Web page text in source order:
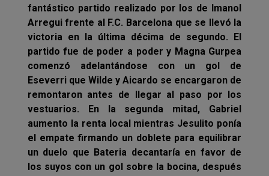
fantástico partido realizado por los de Imanol
Arregui frente al F.C. Barcelona que se llevó la
victoria en la última décima de segundo. El
partido fue de poder a poder y Magna Gurpea
comenzó adelantándose con un gol de
Eseverri que Wilde y Aicardo se encargaron de
remontaron antes de llegar al paso por los
vestuarios. En la segunda mitad, Gabriel
aumento la renta local mientras Jesulito ponía
el empate firmando un doblete para equilibrar
un duelo que Bateria decantaría en favor de
los suyos con un gol sobre la bocina, después